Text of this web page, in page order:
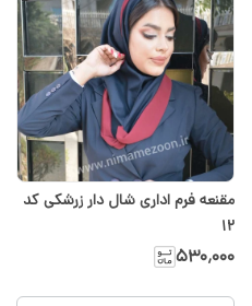
مقنعه فرم اداری شال دار زرشکی کد
12
۵۳۰٬۰۰۰